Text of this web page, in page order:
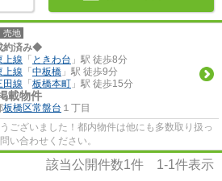
売地
約済み◆
上線 「 ときわ台 」駅 徒歩8分
上線 「中板橋 」駅 徒歩9分
田線 「板橋本町 」駅 徒歩15分
載物件
板橋区常盤台 １丁目
ざいました！都内物件は他にも多数取り扱っ
い合わせください。
該当公開件数1件 1-1件表示